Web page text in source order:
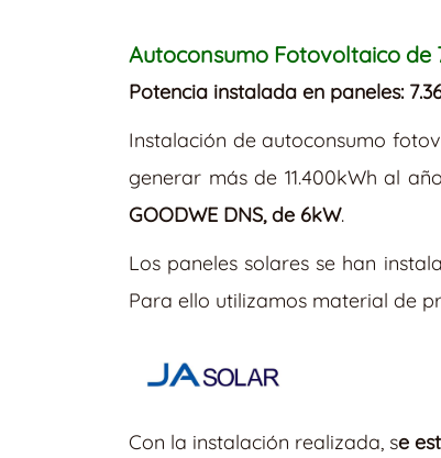
Autoconsumo Fotovoltaico de
Potencia instalada en paneles:
Instalación de autoconsumo
generar más de 11.400kWh al
GOODWE DNS, de 6kW.
Los paneles solares se han
Para ello utilizamos material de
Con la instalación realizada, se